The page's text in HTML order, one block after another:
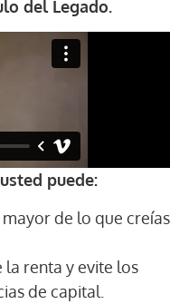
del Legado.
puede:
de lo que creías
la renta y evite los
de capital.